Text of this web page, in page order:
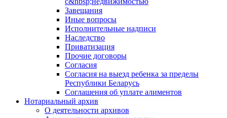
Завещания
Иные вопросы
Исполнительные надписи
Наследство
Приватизация
Прочие договоры
Согласия
Согласия на выезд ребенка за пределы
Республики Беларусь
Соглашения об уплате алиментов
Нотариальный архив
О деятельности архивов